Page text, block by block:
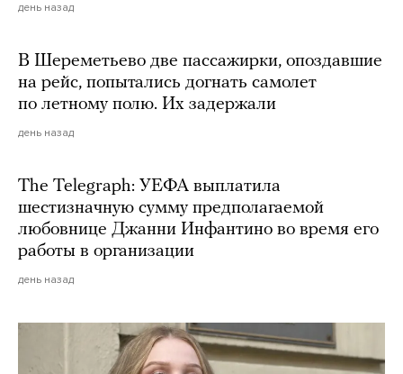
день назад
В Шереметьево две пассажирки, опоздавшие
на рейс, попытались догнать самолет
по летному полю. Их задержали
день назад
The Telegraph: УЕФА выплатила
шестизначную сумму предполагаемой
любовнице Джанни Инфантино во время его
работы в организации
день назад